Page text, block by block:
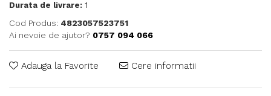
Durata de livrare: 1
Cod Produs: 4823057523751
Ai nevoie de ajutor? 0757 094 066
Adauga la Favorite Cere informatii